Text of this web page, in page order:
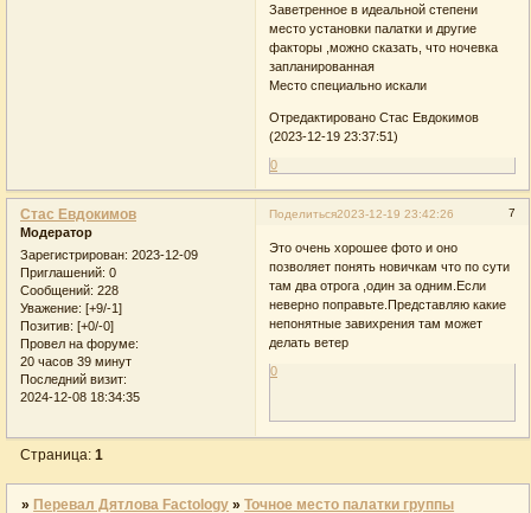
Заветренное в идеальной степени
место установки палатки и другие
факторы ,можно сказать, что ночевка
запланированная
Место специально искали
Отредактировано Стас Евдокимов
(2023-12-19 23:37:51)
0
Поделиться 7
2023-12-19 23:42:26
Стас Евдокимов
Модератор
Зарегистрирован: 2023-12-09
Приглашений: 0
Сообщений: 228
Уважение: [+9/-1]
Позитив: [+0/-0]
Провел на форуме:
20 часов 39 минут
Последний визит:
2024-12-08 18:34:35
Это очень хорошее фото и оно
позволяет понять новичкам что по сути
там два отрога ,один за одним.Если
неверно поправьте.Представляю какие
непонятные завихрения там может
делать ветер
0
Страница:1
»Перевал Дятлова Factology »Точное место палатки группы